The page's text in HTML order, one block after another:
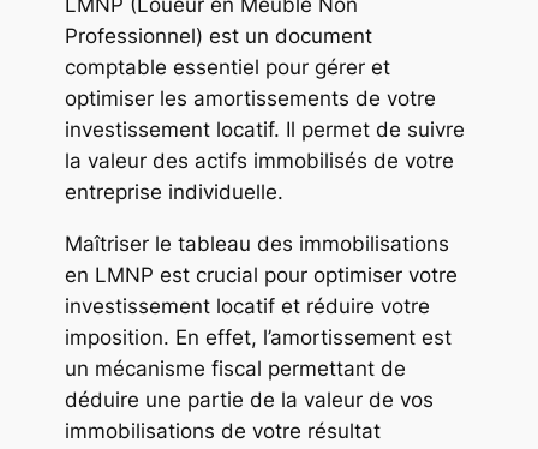
LMNP (Loueur en Meublé Non
Professionnel) est un document
comptable essentiel pour gérer et
optimiser les amortissements de votre
investissement locatif. Il permet de suivre
la valeur des actifs immobilisés de votre
entreprise individuelle.
Maîtriser le tableau des immobilisations
en LMNP est crucial pour optimiser votre
investissement locatif et réduire votre
imposition. En effet, l’amortissement est
un mécanisme fiscal permettant de
déduire une partie de la valeur de vos
immobilisations de votre résultat